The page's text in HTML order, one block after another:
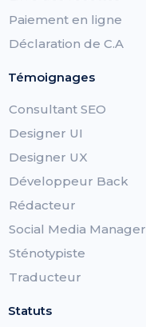
Paiement en ligne
Déclaration de C.A
Témoignages
Consultant SEO
Designer UI
Designer UX
Développeur Back
Rédacteur
Social Media Manager
Sténotypiste
Traducteur
Statuts